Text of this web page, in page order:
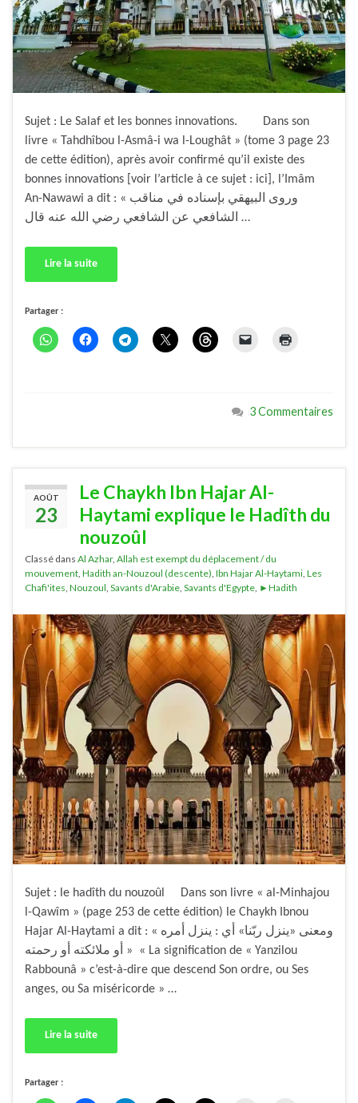
Sujet : Le Salaf et les bonnes innovations. Dans son
livre « Tahdhîbou l-Asmâ-i wa l-Loughât » (tome 3 page 23
de cette édition), après avoir confirmé qu’il existe des
bonnes innovations [voir l’article à ce sujet : ici], l’Imâm
An-Nawawi a dit : « وروى البيهقي بإسناده في مناقب
الشافعي عن الشافعي رضي الله عنه قال …
Lire la suite
Partager :
3 Commentaires
AOÛT
23
Le Chaykh Ibn Hajar Al-
Haytami explique le Hadîth du
nouzoûl
Classé dans Al Azhar, Allah est exempt du déplacement / du
mouvement, Hadith an-Nouzoul (descente), Ibn Hajar Al-Haytami, Les
Chafi'ites, Nouzoul, Savants d'Arabie, Savants d'Egypte, ►Hadith
Sujet : le hadîth du nouzoûl Dans son livre « al-Minhajou
l-Qawîm » (page 253 de cette édition) le Chaykh Ibnou
Hajar Al-Haytami a dit : « ومعنى «ينزل ربّنا» أي : ينزل أمره
أو ملائكته أو رحمته » « La signification de « Yanzilou
Rabbounâ » c’est-à-dire que descend Son ordre, ou Ses
anges, ou Sa miséricorde » …
Lire la suite
Partager :